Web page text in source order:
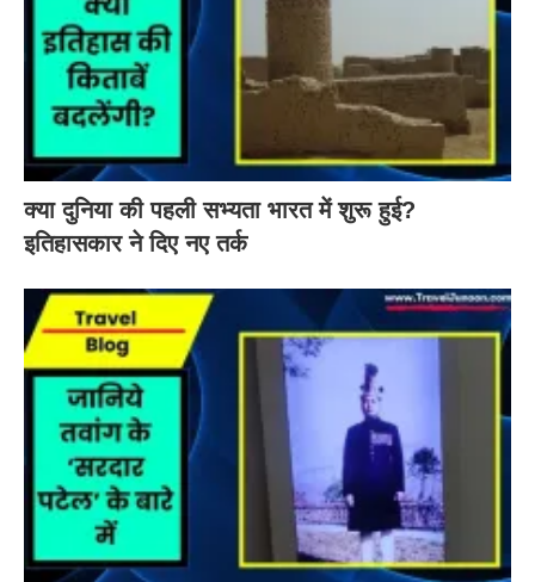
क्या दुनिया की पहली सभ्यता भारत में शुरू हुई?
इतिहासकार ने दिए नए तर्क